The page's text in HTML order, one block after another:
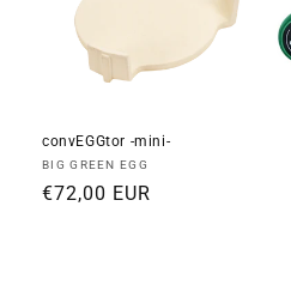
convEGGtor -mini-
Anbieter:
BIG GREEN EGG
Normaler
€72,00 EUR